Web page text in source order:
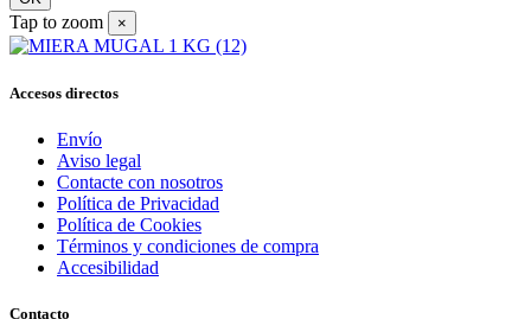
Tap to zoom ×
Accesos directos
Envío
Aviso legal
Contacte con nosotros
Política de Privacidad
Política de Cookies
Términos y condiciones de compra
Accesibilidad
Contacto